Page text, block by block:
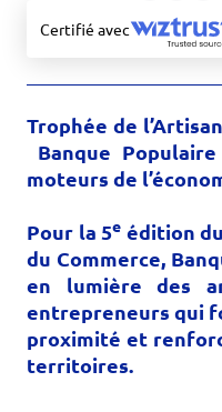
Certifié avec
Trophée de
Banque
moteurs de
Pour la 5e édition
du Commerce,
en lumière des
entrepreneurs qui
proximité et
territoires.